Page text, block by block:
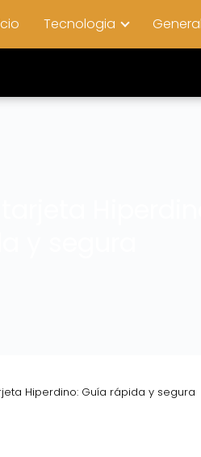
Tecnologia General
Hiperdino: Guía rápida y segura